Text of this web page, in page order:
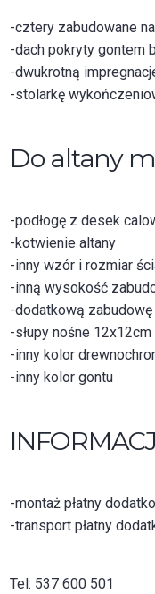
-cztery zabudowane
-dach pokryty gontem
-dwukrotną
-stolarkę
Do altany
-podłogę z desek
-kotwienie altany
-inny wzór i rozmiar
-inną wysokość
-dodatkową
-słupy nośne 12x12cm
-inny kolor
-inny kolor gontu
-montaż płatny
-transport płatny
Tel: 537 600 501